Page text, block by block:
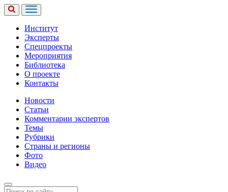
Институт
Эксперты
Спецпроекты
Мероприятия
Библиотека
О проекте
Контакты
Новости
Статьи
Комментарии экспертов
Темы
Рубрики
Страны и регионы
Фото
Видео